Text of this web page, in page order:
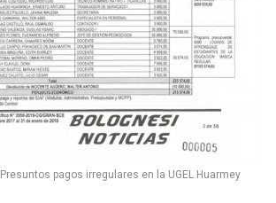
Presuntos pagos irregulares en la UGEL Huarmey